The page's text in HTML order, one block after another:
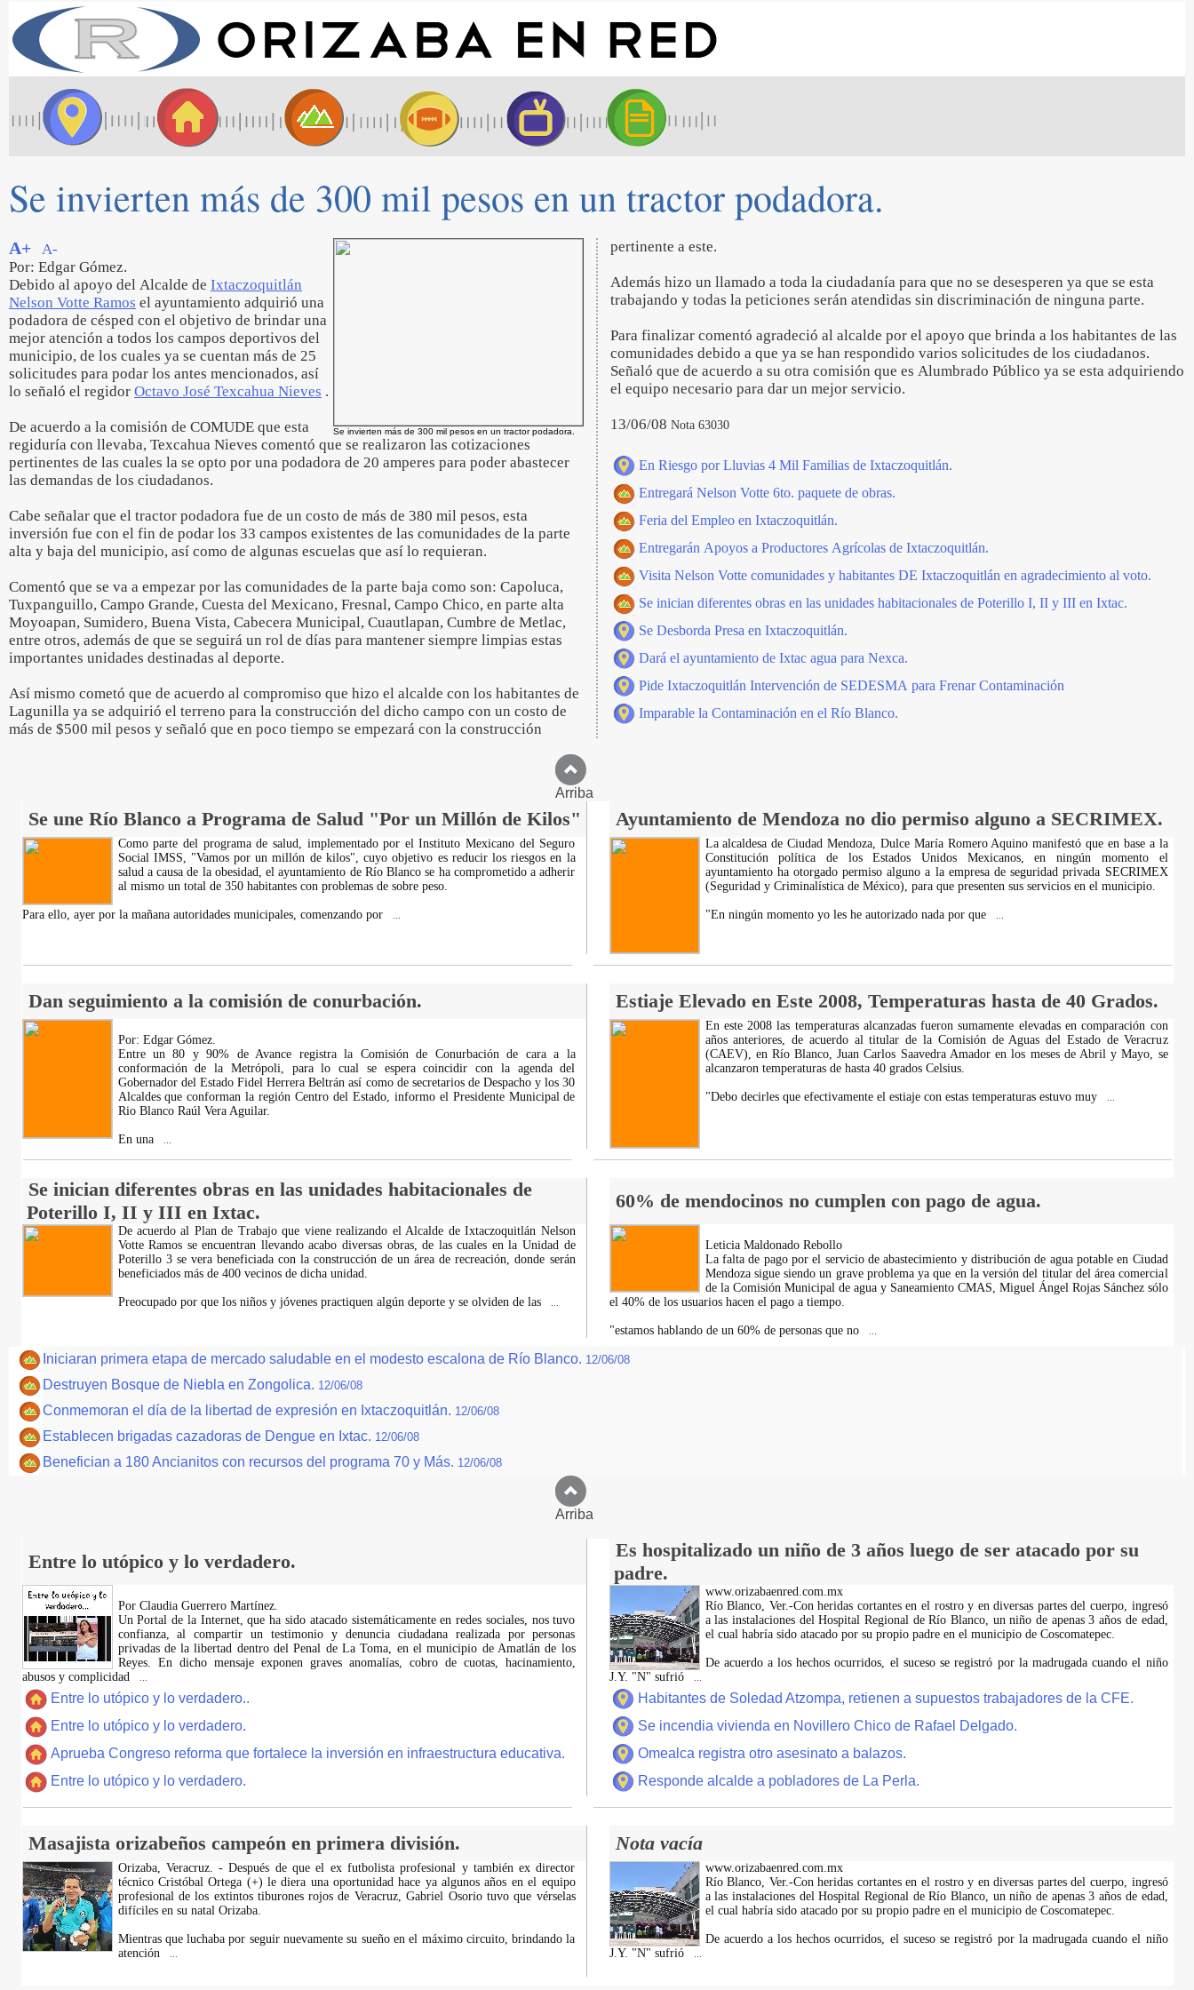
Se invierten más de 300 mil pesos en un tractor podadora.
Se invierten más de 300 mil pesos en un tractor podadora.
A+
A-
Por: Edgar Gómez.
Debido al apoyo del Alcalde de Ixtaczoquitlán
Nelson Votte Ramos el ayuntamiento adquirió una
podadora de césped con el objetivo de brindar una
mejor atención a todos los campos deportivos del
municipio, de los cuales ya se cuentan más de 25
solicitudes para podar los antes mencionados, así
lo señaló el regidor Octavo José Texcahua Nieves .
De acuerdo a la comisión de COMUDE que esta
regiduría con llevaba, Texcahua Nieves comentó que se realizaron las cotizaciones
pertinentes de las cuales la se opto por una podadora de 20 amperes para poder abastecer
las demandas de los ciudadanos.
Cabe señalar que el tractor podadora fue de un costo de más de 380 mil pesos, esta
inversión fue con el fin de podar los 33 campos existentes de las comunidades de la parte
alta y baja del municipio, así como de algunas escuelas que así lo requieran.
Comentó que se va a empezar por las comunidades de la parte baja como son: Capoluca,
Tuxpanguillo, Campo Grande, Cuesta del Mexicano, Fresnal, Campo Chico, en parte alta
Moyoapan, Sumidero, Buena Vista, Cabecera Municipal, Cuautlapan, Cumbre de Metlac,
entre otros, además de que se seguirá un rol de días para mantener siempre limpias estas
importantes unidades destinadas al deporte.
Así mismo cometó que de acuerdo al compromiso que hizo el alcalde con los habitantes de
Lagunilla ya se adquirió el terreno para la construcción del dicho campo con un costo de
más de $500 mil pesos y señaló que en poco tiempo se empezará con la construcción
pertinente a este.
Además hizo un llamado a toda la ciudadanía para que no se desesperen ya que se esta
trabajando y todas la peticiones serán atendidas sin discriminación de ninguna parte.
Para finalizar comentó agradeció al alcalde por el apoyo que brinda a los habitantes de las
comunidades debido a que ya se han respondido varios solicitudes de los ciudadanos.
Señaló que de acuerdo a su otra comisión que es Alumbrado Público ya se esta adquiriendo
el equipo necesario para dar un mejor servicio.
13/06/08 Nota 63030
En Riesgo por Lluvias 4 Mil Familias de Ixtaczoquitlán.
Entregará Nelson Votte 6to. paquete de obras.
Feria del Empleo en Ixtaczoquitlán.
Entregarán Apoyos a Productores Agrícolas de Ixtaczoquitlán.
Visita Nelson Votte comunidades y habitantes DE Ixtaczoquitlán en agradecimiento al voto.
Se inician diferentes obras en las unidades habitacionales de Poterillo I, II y III en Ixtac.
Se Desborda Presa en Ixtaczoquitlán.
Dará el ayuntamiento de Ixtac agua para Nexca.
Pide Ixtaczoquitlán Intervención de SEDESMA para Frenar Contaminación
Imparable la Contaminación en el Río Blanco.
Arriba
Se une Río Blanco a Programa de Salud "Por un Millón de Kilos" Ayuntamiento de Mendoza no dio permiso alguno a SECRIMEX.
Como parte del programa de salud, implementado por el Instituto Mexicano del Seguro
Social IMSS, "Vamos por un millón de kilos", cuyo objetivo es reducir los riesgos en la
salud a causa de la obesidad, el ayuntamiento de Río Blanco se ha comprometido a adherir
al mismo un total de 350 habitantes con problemas de sobre peso.
Para ello, ayer por la mañana autoridades municipales, comenzando por
La alcaldesa de Ciudad Mendoza, Dulce María Romero Aquino manifestó que en base a la
Constitución política de los Estados Unidos Mexicanos, en ningún momento el
ayuntamiento ha otorgado permiso alguno a la empresa de seguridad privada SECRIMEX
(Seguridad y Criminalística de México), para que presenten sus servicios en el municipio.
"En ningún momento yo les he autorizado nada por que
Dan seguimiento a la comisión de conurbación. Estiaje Elevado en Este 2008, Temperaturas hasta de 40 Grados.
Por: Edgar Gómez.
Entre un 80 y 90% de Avance registra la Comisión de Conurbación de cara a la
conformación de la Metrópoli, para lo cual se espera coincidir con la agenda del
Gobernador del Estado Fidel Herrera Beltrán así como de secretarios de Despacho y los 30
Alcaldes que conforman la región Centro del Estado, informo el Presidente Municipal de
Rio Blanco Raúl Vera Aguilar.
En una
En este 2008 las temperaturas alcanzadas fueron sumamente elevadas en comparación con
años anteriores, de acuerdo al titular de la Comisión de Aguas del Estado de Veracruz
(CAEV), en Río Blanco, Juan Carlos Saavedra Amador en los meses de Abril y Mayo, se
alcanzaron temperaturas de hasta 40 grados Celsius.
"Debo decirles que efectivamente el estiaje con estas temperaturas estuvo muy
Se inician diferentes obras en las unidades habitacionales de
Poterillo I, II y III en Ixtac.
60% de mendocinos no cumplen con pago de agua.
De acuerdo al Plan de Trabajo que viene realizando el Alcalde de Ixtaczoquitlán Nelson
Votte Ramos se encuentran llevando acabo diversas obras, de las cuales en la Unidad de
Poterillo 3 se vera beneficiada con la construcción de un área de recreación, donde serán
beneficiados más de 400 vecinos de dicha unidad.
Preocupado por que los niños y jóvenes practiquen algún deporte y se olviden de las
Leticia Maldonado Rebollo
La falta de pago por el servicio de abastecimiento y distribución de agua potable en Ciudad
Mendoza sigue siendo un grave problema ya que en la versión del titular del área comercial
de la Comisión Municipal de agua y Saneamiento CMAS, Miguel Ángel Rojas Sánchez sólo
el 40% de los usuarios hacen el pago a tiempo.
"estamos hablando de un 60% de personas que no
Iniciaran primera etapa de mercado saludable en el modesto escalona de Río Blanco. 12/06/08
Destruyen Bosque de Niebla en Zongolica. 12/06/08
Conmemoran el día de la libertad de expresión en Ixtaczoquitlán. 12/06/08
Establecen brigadas cazadoras de Dengue en Ixtac. 12/06/08
Benefician a 180 Ancianitos con recursos del programa 70 y Más. 12/06/08
Arriba
Entre lo utópico y lo verdadero.
Es hospitalizado un niño de 3 años luego de ser atacado por su
padre.
Por Claudia Guerrero Martínez.
​Un Portal de la Internet, que ha sido atacado sistemáticamente en redes sociales, nos tuvo
confianza, al compartir un testimonio y denuncia ciudadana realizada por personas
privadas de la libertad dentro del Penal de La Toma, en el municipio de Amatlán de los
Reyes. En dicho mensaje exponen graves anomalías, cobro de cuotas, hacinamiento,
abusos y complicidad
Entre lo utópico y lo verdadero..
Entre lo utópico y lo verdadero.
Aprueba Congreso reforma que fortalece la inversión en infraestructura educativa.
Entre lo utópico y lo verdadero.
www.orizabaenred.com.mx
Río Blanco, Ver.-Con heridas cortantes en el rostro y en diversas partes del cuerpo, ingresó
a las instalaciones del Hospital Regional de Río Blanco, un niño de apenas 3 años de edad,
el cual habría sido atacado por su propio padre en el municipio de Coscomatepec.
De acuerdo a los hechos ocurridos, el suceso se registró por la madrugada cuando el niño
J.Y. "N" sufrió
Habitantes de Soledad Atzompa, retienen a supuestos trabajadores de la CFE.
Se incendia vivienda en Novillero Chico de Rafael Delgado.
Omealca registra otro asesinato a balazos.
Responde alcalde a pobladores de La Perla.
Masajista orizabeños campeón en primera división. Nota vacía
Orizaba, Veracruz. - Después de que el ex futbolista profesional y también ex director
técnico Cristóbal Ortega (+) le diera una oportunidad hace ya algunos años en el equipo
profesional de los extintos tiburones rojos de Veracruz, Gabriel Osorio tuvo que vérselas
difíciles en su natal Orizaba.
Mientras que luchaba por seguir nuevamente su sueño en el máximo circuito, brindando la
atención
www.orizabaenred.com.mx
Río Blanco, Ver.-Con heridas cortantes en el rostro y en diversas partes del cuerpo, ingresó
a las instalaciones del Hospital Regional de Río Blanco, un niño de apenas 3 años de edad,
el cual habría sido atacado por su propio padre en el municipio de Coscomatepec.
De acuerdo a los hechos ocurridos, el suceso se registró por la madrugada cuando el niño
J.Y. "N" sufrió